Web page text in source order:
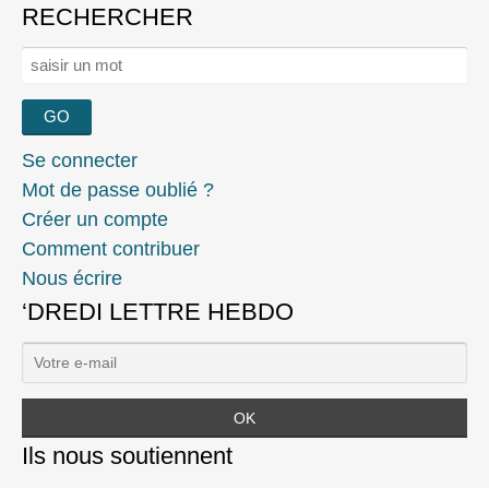
RECHERCHER
Rechercher :
Se connecter
Mot de passe oublié ?
Créer un compte
Comment contribuer
Nous écrire
‘DREDI LETTRE HEBDO
Ils nous soutiennent